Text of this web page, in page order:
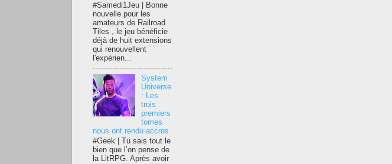
#Samedi1Jeu | Bonne
nouvelle pour les
amateurs de Railroad
Tiles , le jeu bénéficie
déjà de huit extensions
qui renouvellent
l'expérien...
System
Universe
: Les
trois
premiers
tomes
nous ont rendu accros
#Geek | Tu sais tout le
bien que l’on pense de
la LitRPG. Après avoir